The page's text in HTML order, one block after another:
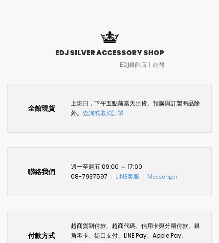
EDJ SILVER ACCESSORY SHOP
EDJ銀飾店〡台灣
全館現貨
上班日，下午五點前當天出貨。預購與訂製商品除
外。 查詢或取消訂單
聯絡我們
週一至週五 09:00 ～ 17:00
08-7937597
LINE客服 Messenger
付款方式
超商貨到付款、超商代碼、信用卡與分期付款、銀
角零卡、街口支付、LINE Pay、Apple Pay、